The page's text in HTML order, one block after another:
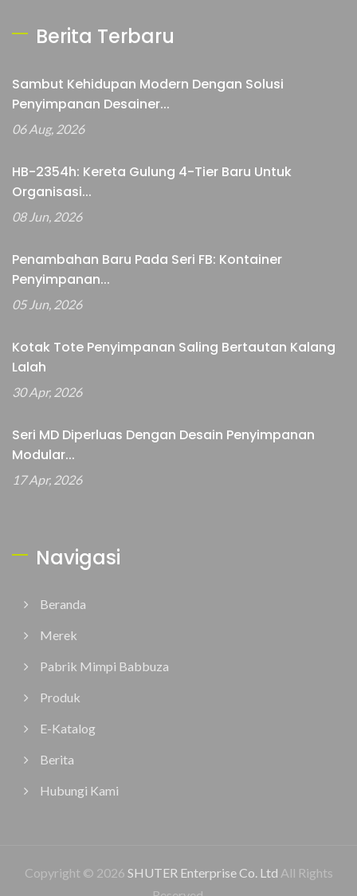
Berita Terbaru
Sambut Kehidupan Modern Dengan Solusi
Penyimpanan Desainer...
06 Aug, 2026
HB-2354h: Kereta Gulung 4-Tier Baru Untuk
Organisasi...
08 Jun, 2026
Penambahan Baru Pada Seri FB: Kontainer
Penyimpanan...
05 Jun, 2026
Kotak Tote Penyimpanan Saling Bertautan Kalang
Lalah
30 Apr, 2026
Seri MD Diperluas Dengan Desain Penyimpanan
Modular...
17 Apr, 2026
Navigasi
Beranda
Merek
Pabrik Mimpi Babbuza
Produk
E-Katalog
Berita
Hubungi Kami
Copyright © 2026 SHUTER Enterprise Co. Ltd All Rights